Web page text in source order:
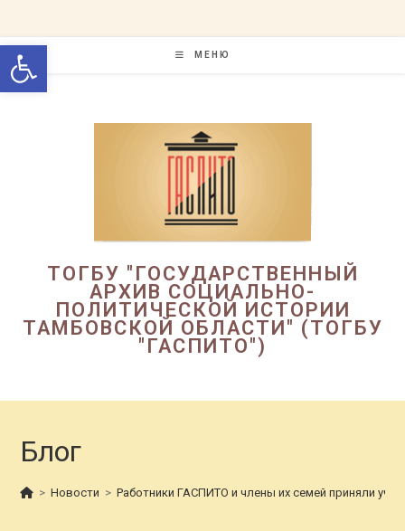
Открыть панель
содержимому
МЕНЮ
ТОГБУ "ГОСУДАРСТВЕННЫЙ
АРХИВ СОЦИАЛЬНО-
ПОЛИТИЧЕСКОЙ ИСТОРИИ
ТАМБОВСКОЙ ОБЛАСТИ" (ТОГБУ
"ГАСПИТО")
Блог
> Новости > Работники ГАСПИТО и члены их семей приняли